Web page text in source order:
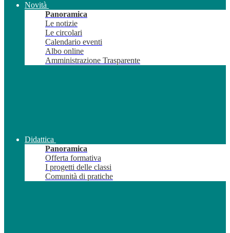
Novità
Panoramica
Le notizie
Le circolari
Calendario eventi
Albo online
Amministrazione Trasparente
Didattica
Panoramica
Offerta formativa
I progetti delle classi
Comunità di pratiche